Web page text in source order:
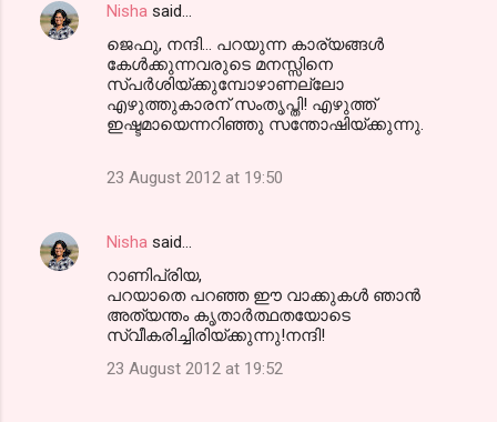
Nisha said…
ജെഫു, നന്ദി... പറയുന്ന കാര്യങ്ങള്‍
കേള്‍ക്കുന്നവരുടെ മനസ്സിനെ
സ്പര്‍ശിയ്ക്കുമ്പോഴാണല്ലോ
എഴുത്തുകാരന് സംതൃപ്തി! എഴുത്ത്
ഇഷ്ടമായെന്നറിഞ്ഞു സന്തോഷിയ്ക്കുന്നു.
23 August 2012 at 19:50
Nisha said…
റാണിപ്രിയ,
പറയാതെ പറഞ്ഞ ഈ വാക്കുകള്‍ ഞാന്‍
അത്യന്തം കൃതാര്‍ത്ഥതയോടെ
സ്വീകരിച്ചിരിയ്ക്കുന്നു!നന്ദി!
23 August 2012 at 19:52